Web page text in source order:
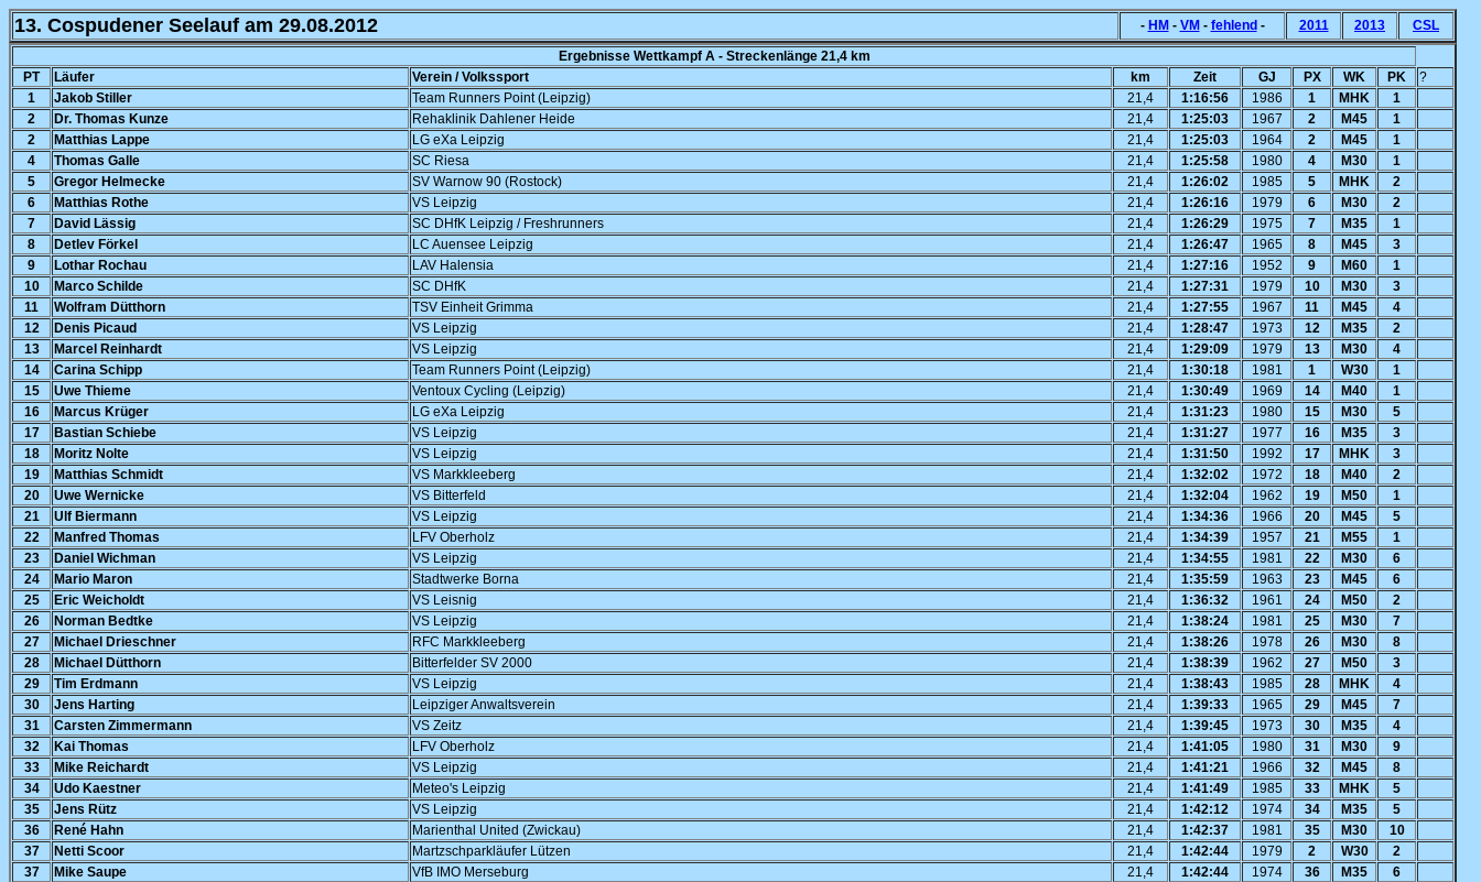
13. Cospudener Seelauf am 29.08.2012 - HM - VM - fehlend - 2011 2013
CSL
Ergebnisse Wettkampf A - Streckenlänge 21,4 km
PT
Läufer Verein / Volkssport km Zeit GJ PX WK PK
?
1
Jakob Stiller Team Runners Point (Leipzig) 21,4 1:16:56 1986 1 MHK
1
2
Dr. Thomas Kunze Rehaklinik Dahlener Heide 21,4 1:25:03 1967 2 M45
1
2
Matthias Lappe LG eXa Leipzig 21,4 1:25:03 1964 2 M45
1
4
Thomas Galle SC Riesa 21,4 1:25:58 1980 4 M30
1
5
Gregor Helmecke SV Warnow 90 (Rostock) 21,4 1:26:02 1985 5 MHK
2
6
Matthias Rothe VS Leipzig 21,4 1:26:16 1979 6 M30
2
7
David Lässig SC DHfK Leipzig / Freshrunners 21,4 1:26:29 1975 7 M35
1
8
Detlev Förkel LC Auensee Leipzig 21,4 1:26:47 1965 8 M45
3
9
Lothar Rochau LAV Halensia 21,4 1:27:16 1952 9 M60
1
10
Marco Schilde SC DHfK 21,4 1:27:31 1979 10 M30
3
11
Wolfram Dütthorn TSV Einheit Grimma 21,4 1:27:55 1967 11 M45
4
12
Denis Picaud VS Leipzig 21,4 1:28:47 1973 12 M35
2
13
Marcel Reinhardt VS Leipzig 21,4 1:29:09 1979 13 M30
4
14
Carina Schipp Team Runners Point (Leipzig) 21,4 1:30:18 1981 1 W30
1
15
Uwe Thieme Ventoux Cycling (Leipzig) 21,4 1:30:49 1969 14 M40
1
16
Marcus Krüger LG eXa Leipzig 21,4 1:31:23 1980 15 M30
5
17
Bastian Schiebe VS Leipzig 21,4 1:31:27 1977 16 M35
3
18
Moritz Nolte VS Leipzig 21,4 1:31:50 1992 17 MHK
3
19
Matthias Schmidt VS Markkleeberg 21,4 1:32:02 1972 18 M40
2
20
Uwe Wernicke VS Bitterfeld 21,4 1:32:04 1962 19 M50
1
21
Ulf Biermann VS Leipzig 21,4 1:34:36 1966 20 M45
5
22
Manfred Thomas LFV Oberholz 21,4 1:34:39 1957 21 M55
1
23
Daniel Wichman VS Leipzig 21,4 1:34:55 1981 22 M30
6
24
Mario Maron Stadtwerke Borna 21,4 1:35:59 1963 23 M45
6
25
Eric Weicholdt VS Leisnig 21,4 1:36:32 1961 24 M50
2
26
Norman Bedtke VS Leipzig 21,4 1:38:24 1981 25 M30
7
27
Michael Drieschner RFC Markkleeberg 21,4 1:38:26 1978 26 M30
8
28
Michael Dütthorn Bitterfelder SV 2000 21,4 1:38:39 1962 27 M50
3
29
Tim Erdmann VS Leipzig 21,4 1:38:43 1985 28 MHK
4
30
Jens Harting Leipziger Anwaltsverein 21,4 1:39:33 1965 29 M45
7
31
Carsten Zimmermann VS Zeitz 21,4 1:39:45 1973 30 M35
4
32
Kai Thomas LFV Oberholz 21,4 1:41:05 1980 31 M30
9
33
Mike Reichardt VS Leipzig 21,4 1:41:21 1966 32 M45
8
34
Udo Kaestner Meteo's Leipzig 21,4 1:41:49 1985 33 MHK
5
35
Jens Rütz VS Leipzig 21,4 1:42:12 1974 34 M35
5
36
René Hahn Marienthal United (Zwickau) 21,4 1:42:37 1981 35 M30
10
37
Netti Scoor Martzschparkläufer Lützen 21,4 1:42:44 1979 2 W30
2
37
Mike Saupe VfB IMO Merseburg 21,4 1:42:44 1974 36 M35
6